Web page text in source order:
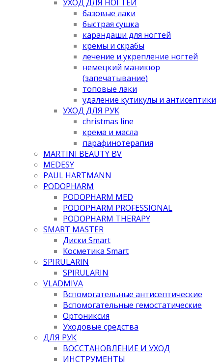
УХОД ДЛЯ НОГТЕЙ
базовые лаки
быстрая сушка
карандаши для ногтей
кремы и скрабы
лечение и укрепление ногтей
немецкий маникюр
(запечатывание)
топовые лаки
удаление кутикулы и антисептики
УХОД ДЛЯ РУК
christmas line
крема и масла
парафинотерапия
MARTINI BEAUTY BV
MEDESY
PAUL HARTMANN
PODOPHARM
PODOPHARM MED
PODOPHARM PROFESSIONAL
PODOPHARM THERAPY
SMART MASTER
Диски Smart
Косметика Smart
SPIRULARIN
SPIRULARIN
VLADMIVA
Вспомогательные антисептические
Вспомогательные гемостатические
Ортониксия
Уходовые средства
ДЛЯ РУК
ВОССТАНОВЛЕНИЕ И УХОД
ИНСТРУМЕНТЫ